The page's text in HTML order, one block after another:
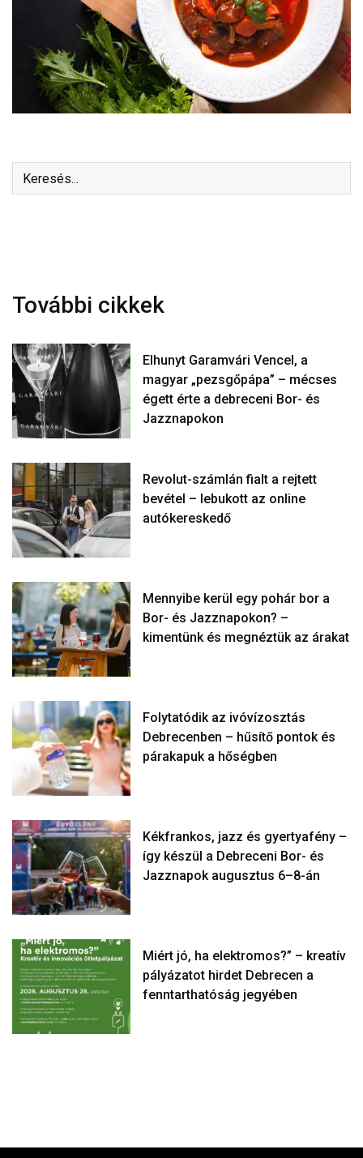
További cikkek
Elhunyt Garamvári Vencel, a
magyar „pezsgőpápa” – mécses
égett érte a debreceni Bor- és
Jazznapokon
Revolut-számlán fialt a rejtett
bevétel – lebukott az online
autókereskedő
Mennyibe kerül egy pohár bor a
Bor- és Jazznapokon? –
kimentünk és megnéztük az árakat
Folytatódik az ivóvízosztás
Debrecenben – hűsítő pontok és
párakapuk a hőségben
Kékfrankos, jazz és gyertyafény –
így készül a Debreceni Bor- és
Jazznapok augusztus 6–8-án
Miért jó, ha elektromos?” – kreatív
pályázatot hirdet Debrecen a
fenntarthatóság jegyében